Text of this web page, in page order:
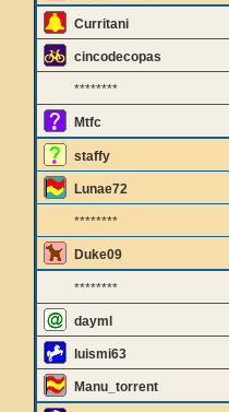
Curritani
cincodecopas
********
Mtfc
staffy
Lunae72
********
Duke09
********
dayml
luismi63
Manu_torrent